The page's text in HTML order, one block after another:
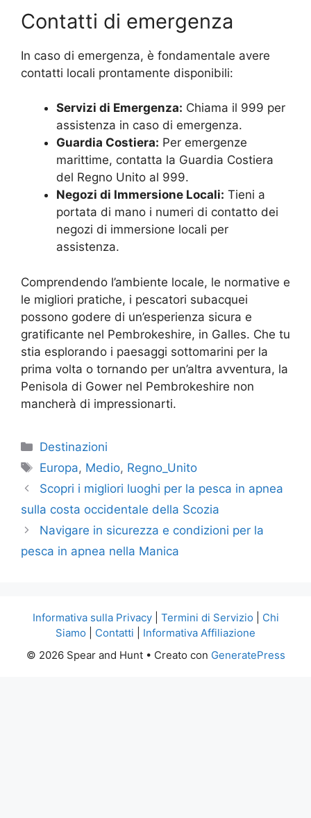
Contatti di emergenza
In caso di emergenza, è fondamentale avere
contatti locali prontamente disponibili:
Servizi di Emergenza: Chiama il 999 per
assistenza in caso di emergenza.
Guardia Costiera: Per emergenze
marittime, contatta la Guardia Costiera
del Regno Unito al 999.
Negozi di Immersione Locali: Tieni a
portata di mano i numeri di contatto dei
negozi di immersione locali per
assistenza.
Comprendendo l’ambiente locale, le normative e
le migliori pratiche, i pescatori subacquei
possono godere di un’esperienza sicura e
gratificante nel Pembrokeshire, in Galles. Che tu
stia esplorando i paesaggi sottomarini per la
prima volta o tornando per un’altra avventura, la
Penisola di Gower nel Pembrokeshire non
mancherà di impressionarti.
Categorie
Destinazioni
Tag
Europa, Medio, Regno_Unito
Scopri i migliori luoghi per la pesca in apnea
sulla costa occidentale della Scozia
Navigare in sicurezza e condizioni per la
pesca in apnea nella Manica
Informativa sulla Privacy| Termini di Servizio
Chi
Siamo
Contatti
Informativa Affiliazione
© 2026 Spear and Hunt• Creato con GeneratePress